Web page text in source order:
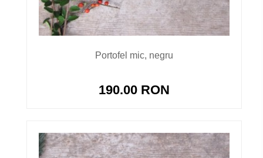
Portofel mic, negru
190.00 RON